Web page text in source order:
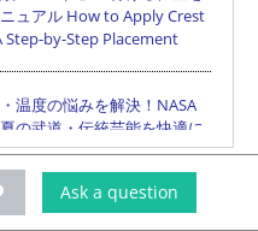
Ask a question
Industry Textile Wholesale